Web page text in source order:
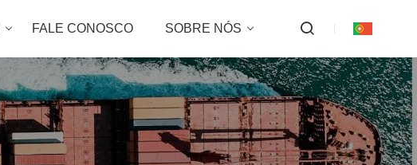
FALE CONOSCO SOBRE NÓS